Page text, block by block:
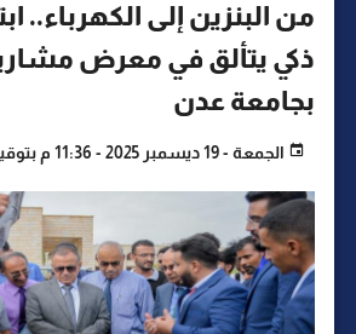
من البنزين إلى الكهرباء..
ذكي يتألق في معرض
بجامعة عدن
الجمعة - 19 ديسمبر 2025 - 11:36 م بتوقيت عدن